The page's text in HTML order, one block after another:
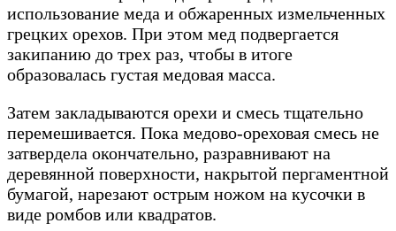
использование меда и обжаренных измельченных
грецких орехов. При этом мед подвергается
закипанию до трех раз, чтобы в итоге
образовалась густая медовая масса.
Затем закладываются орехи и смесь тщательно
перемешивается. Пока медово-ореховая смесь не
затвердела окончательно, разравнивают на
деревянной поверхности, накрытой пергаментной
бумагой, нарезают острым ножом на кусочки в
виде ромбов или квадратов.